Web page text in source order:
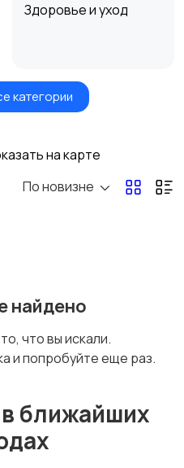
Здоровье и уход
Детские коляски
Купание
категории
на карте
По новизне
найдено
что вы искали.
и попробуйте еще раз.
ближайших